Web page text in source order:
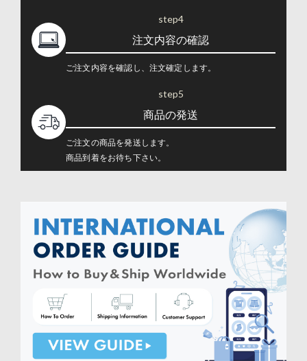
step4
注文内容の確認
ご注文内容を確認し、注文確定します。
step5
商品の発送
ご注文の商品を発送します。
商品到着をお待ち下さい。